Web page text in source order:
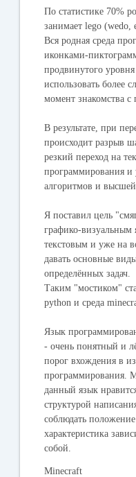
По статистике 70%
занимает lego (wedo,
Вся родная среда
иконками-
продвинутого
использовать более
момент знакомства с
В результате, при
происходит разрыв
резкий переход на
программирования и
алгоритмов и высшей
Я поставил цель
графико-визуальным
текстовым и уже на
давать основные
определённых задач.
Таким "мостиком"
python и среда
Язык
- очень понятный и
порог вхождения в
программирования.
данный язык
структурой
соблюдать
характеристика
собой.
Minecraft